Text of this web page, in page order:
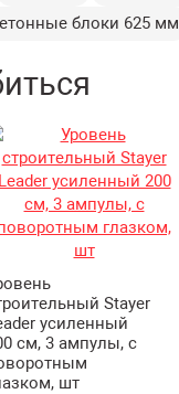
блоки 625 мм
Stayer
усиленный
см, 3 ампулы, с
шт